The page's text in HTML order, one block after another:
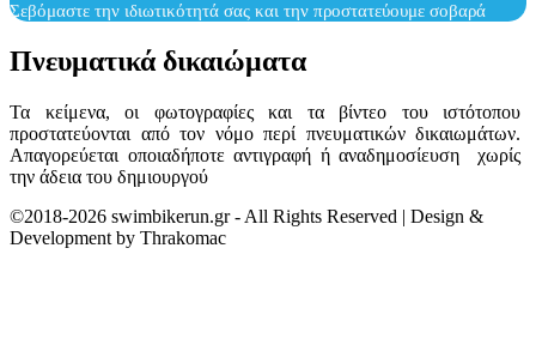
Σεβόμαστε την ιδιωτικότητά σας και την προστατεύουμε σοβαρά
Πνευματικά δικαιώματα
Τα κείμενα, οι φωτογραφίες και τα βίντεο του ιστότοπου
προστατεύονται από τον νόμο περί πνευματικών δικαιωμάτων.
Απαγορεύεται οποιαδήποτε αντιγραφή ή αναδημοσίευση χωρίς
την άδεια του δημιουργού
©2018-2026 swimbikerun.gr - All Rights Reserved | Design &
Development by Thrakomac